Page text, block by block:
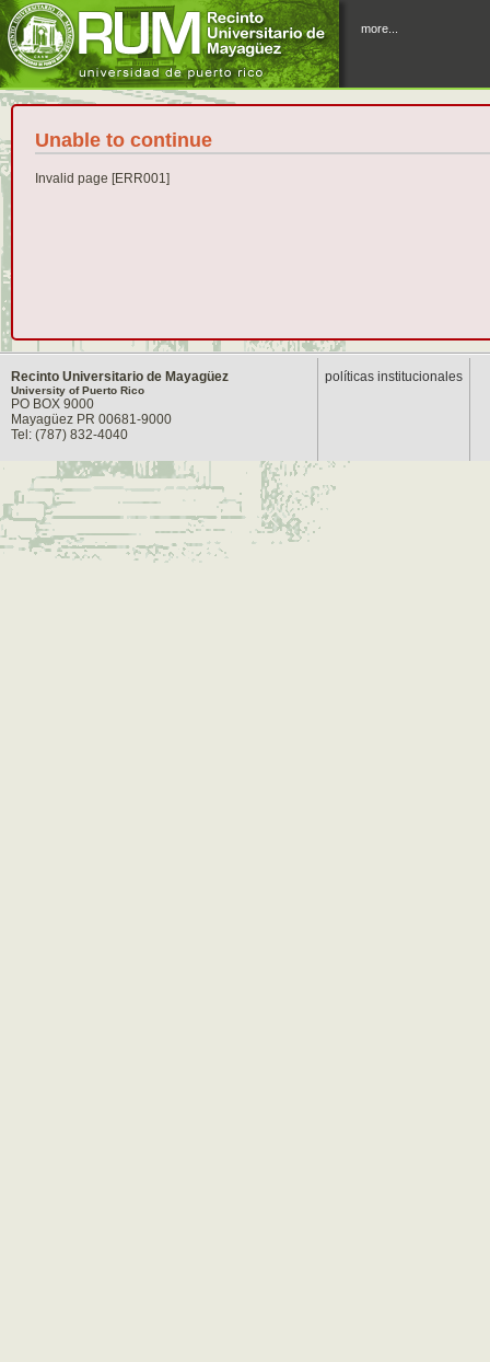
more...
Unable to continue
Invalid page [ERR001]
Recinto Universitario de Mayagüez
University of Puerto Rico
PO BOX 9000
Mayagüez PR 00681-9000
Tel: (787) 832-4040
políticas institucionales